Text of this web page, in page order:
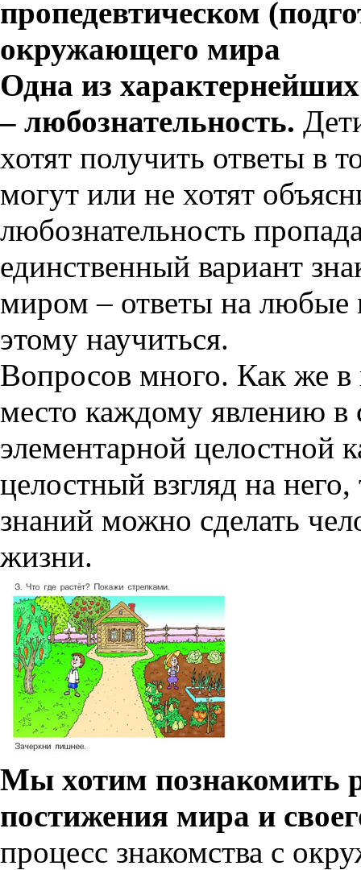
пропедевтическом
окружающего мира
Одна из
– любознательность.
хотят получить ответы в
могут или не хотят
любознательность
единственный вариант
миром – ответы на
этому научиться.
Вопросов много. Как же в
место каждому явлению в
элементарной целостной
целостный взгляд на
знаний можно сделать
жизни.
Мы хотим познакомить
постижения мира и
процесс знакомства с